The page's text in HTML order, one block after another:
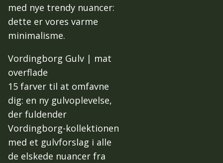
med nye trendy nuancer:
dette er vores varme
minimalisme.
Vordingborg Gulv | mat
overflade
15 farver til at omfavne
dig: en ny gulvoplevelse,
der fuldender
Vordingborg-kollektionen
med et gulvforslag i alle
de elskede nuancer fra